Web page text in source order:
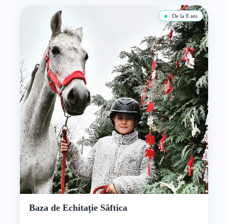
De la 8 ani
Baza de Echitație Săftica